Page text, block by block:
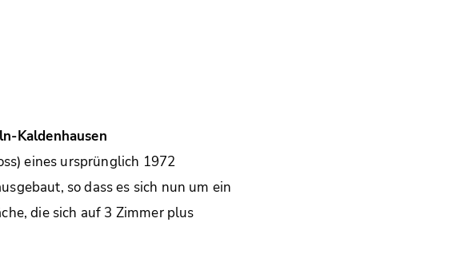
Kaldenhausen
eines ursprünglich 1972
so dass es sich nun um ein
die sich auf 3 Zimmer plus